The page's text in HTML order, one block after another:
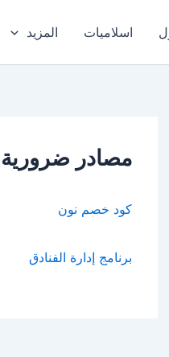
اسلاميات المزيد
مصادر ضرورية
كود خصم نون
برنامج إدارة الفنادق